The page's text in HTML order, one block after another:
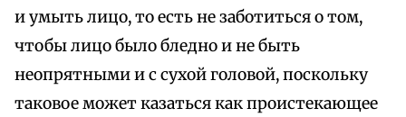
и умыть лицо, то есть не заботиться о том,
чтобы лицо было бледно и не быть
неопрятными и с сухой головой, поскольку
таковое может казаться как проистекающее